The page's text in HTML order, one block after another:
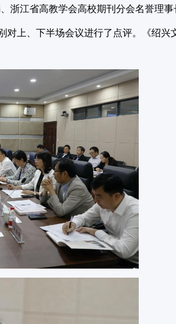
浙江省高教学会高校期刊分会名誉理
上、下半场会议进行了点评。《绍兴